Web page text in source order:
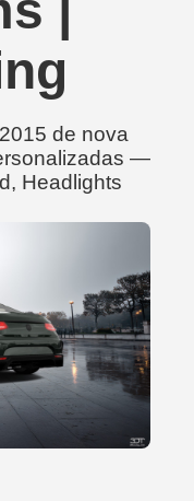
de nova
—
Headlights